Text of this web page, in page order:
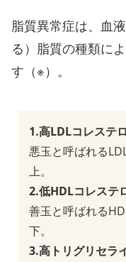
脂質異常症は、血
る）脂質の種類に
す（※）。
1.高LDLコレステ
悪玉と呼ばれる
上。
2.低HDLコレステ
善玉と呼ばれる
下。
3.高トリグリセラ